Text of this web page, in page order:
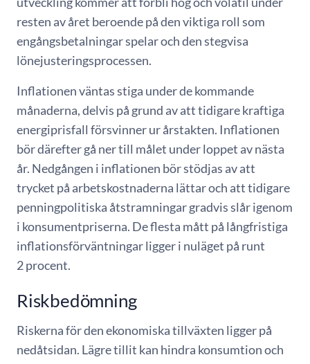
resten av året beroende på den viktiga roll som
engångsbetalningar spelar och den stegvisa
lönejusteringsprocessen.
Inflationen väntas stiga under de kommande
månaderna, delvis på grund av att tidigare kraftiga
energiprisfall försvinner ur årstakten. Inflationen
bör därefter gå ner till målet under loppet av nästa
år. Nedgången i inflationen bör stödjas av att
trycket på arbetskostnaderna lättar och att tidigare
penningpolitiska åtstramningar gradvis slår igenom
i konsumentpriserna. De flesta mått på långfristiga
inflationsförväntningar ligger i nuläget på runt
2 procent.
Riskbedömning
Riskerna för den ekonomiska tillväxten ligger på
nedåtsidan. Lägre tillit kan hindra konsumtion och